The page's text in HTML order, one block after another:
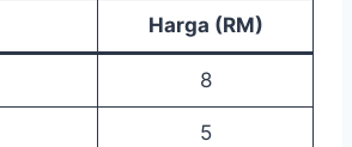
Harga (RM)
8
5